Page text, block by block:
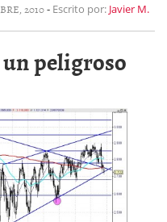
2010- Escrito por: Javier M.
peligroso